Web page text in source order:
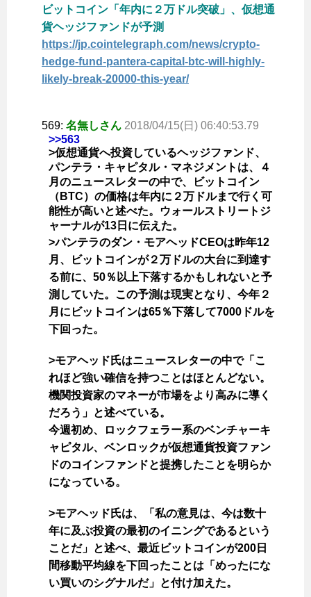
ビットコイン「年内に２万ドル突破」、仮想通
貨ヘッジファンドが予測
https://jp.cointelegraph.com/news/crypto-
hedge-fund-pantera-capital-btc-will-highly-
likely-break-20000-this-year/
569: 名無しさん 2018/04/15(日) 06:40:53.79
>>563
>仮想通貨へ投資しているヘッジファンド、
パンテラ・キャピタル・マネジメントは、４
月のニュースレターの中で、ビットコイン
（BTC）の価格は年内に２万ドルまで行く可
能性が高いと述べた。ウォールストリートジ
ャーナルが13日に伝えた。
>パンテラのダン・モアヘッドCEOは昨年12
月、ビットコインが２万ドルの大台に到達す
る前に、50％以上下落するかもしれないと予
測していた。この予測は現実となり、今年２
月にビットコインは65％下落して7000ドルを
下回った。
>モアヘッド氏はニュースレターの中で「こ
れほど強い確信を持つことはほとんどない。
機関投資家のマネーが市場をより高みに導く
だろう」と述べている。
今週初め、ロックフェラー系のベンチャーキ
ャピタル、ベンロックが仮想通貨投資ファン
ドのコインファンドと提携したことを明らか
になっている。
>モアヘッド氏は、「私の意見は、今は数十
年に及ぶ投資の最初のイニングであるという
ことだ」と述べ、最近ビットコインが200日
間移動平均線を下回ったことは「めったにな
い買いのシグナルだ」と付け加えた。